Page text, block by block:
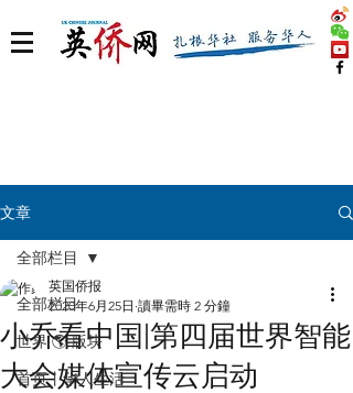
文章
全部栏目
世界 🌎 版块
首页丨华人生活
全部栏目
小乔看中国|第四届世界智能
大会媒体宣传云启动
英国侨报
2020年6月25日 讀畢需時 2 分鐘